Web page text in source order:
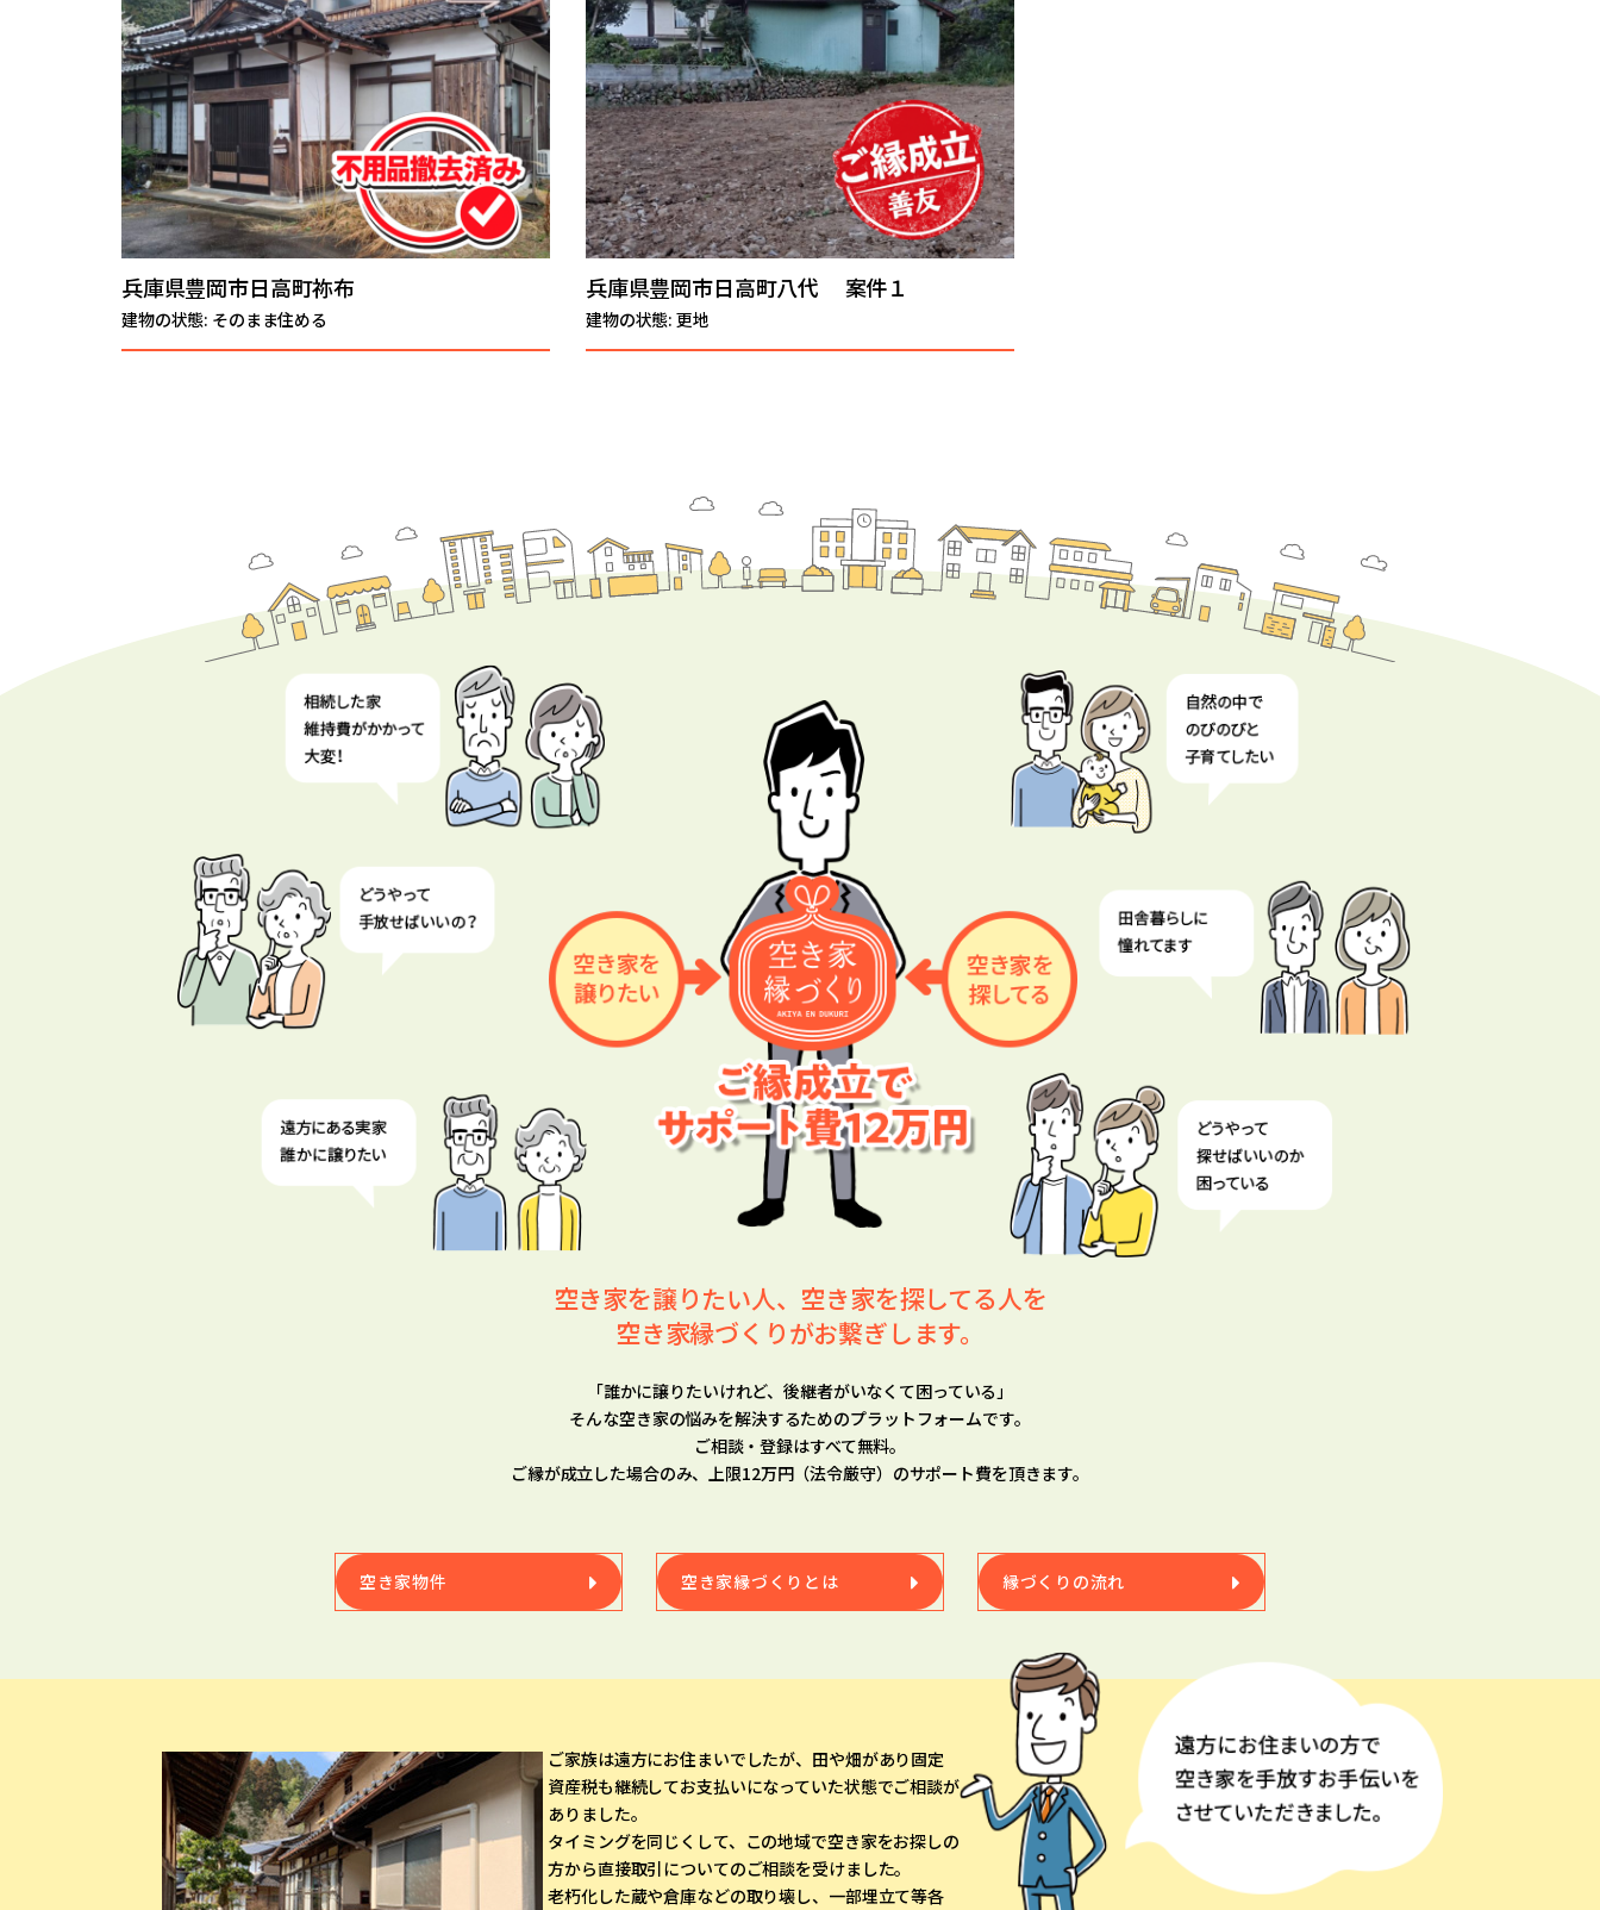
兵庫県豊岡市日高町祢布
建物の状態: そのまま住める
兵庫県豊岡市日高町八代 案件１
建物の状態: 更地
空き家を譲りたい人、空き家を探してる人を
空き家縁づくりがお繋ぎします。
「誰かに譲りたいけれど、後継者がいなくて困っている」
そんな空き家の悩みを解決するためのプラットフォームです。
ご相談・登録はすべて無料。
ご縁が成立した場合のみ、上限12万円（法令厳守）のサポート費を頂きます。
空き家物件 空き家縁づくりとは 縁づくりの流れ
ご家族は遠方にお住まいでしたが、田や畑があり固定
資産税も継続してお支払いになっていた状態でご相談が
ありました。
タイミングを同じくして、この地域で空き家をお探しの
方から直接取引についてのご相談を受けました。
老朽化した蔵や倉庫などの取り壊し、一部埋立て等各